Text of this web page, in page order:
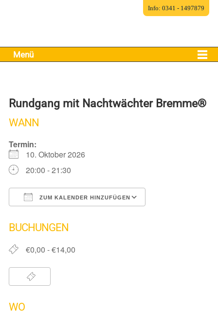
Menü
Rundgang mit Nachtwächter Bremme®
WANN
Termin:
10. Oktober 2026
20:00 - 21:30
ZUM KALENDER HINZUFÜGEN
BUCHUNGEN
€0,00 - €14,00
WO
Info: 0341 - 1497879